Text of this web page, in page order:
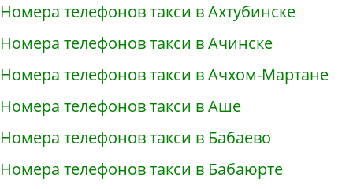
Номера телефонов такси в Ахтубинске
Номера телефонов такси в Ачинске
Номера телефонов такси в Ачхом-Мартане
Номера телефонов такси в Аше
Номера телефонов такси в Бабаево
Номера телефонов такси в Бабаюрте